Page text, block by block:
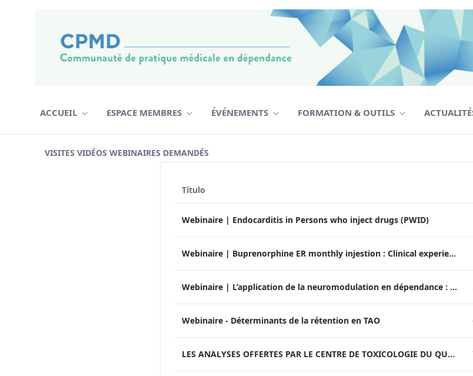
ACCUEIL ESPACE MEMBRES ÉVÉNEMENTS FORMATION & OUTILS
VISITES VIDÉOS WEBINAIRES DEMANDÉS
Título
Webinaire | Endocarditis in Persons who inject drugs (PWID)
Webinaire | Buprenorphine ER monthly injestion : Clinical experiences and perspectives on initiation and continuation
Webinaire | L’application de la neuromodulation en dépendance : découvertes récentes et orientations futures
Webinaire - Déterminants de la rétention en TAO
LES ANALYSES OFFERTES PAR LE CENTRE DE TOXICOLOGIE DU QUÉBEC (CTQ) EN SOUTIEN À LA MÉDECINE DES TOXICOMANIES Par Andrée-Anne Marcoux et Nicolas Caron